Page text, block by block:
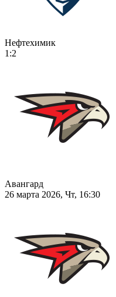
Нефтехимик
1:2
Авангард
26 марта 2026, Чт, 16:30